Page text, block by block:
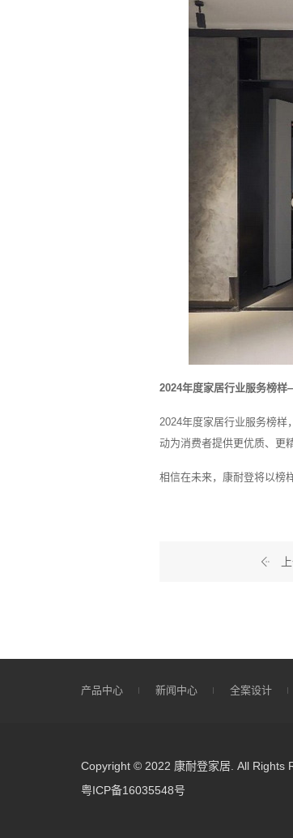
2024年度家居行业服务榜
2024年度家居行业服务榜样
动为消费者提供更优质、更
相信在未来，康耐登将以榜
产品中心 新闻中心 全案设计
Copyright © 2022 康耐登家居. All Rights
粤ICP备16035548号